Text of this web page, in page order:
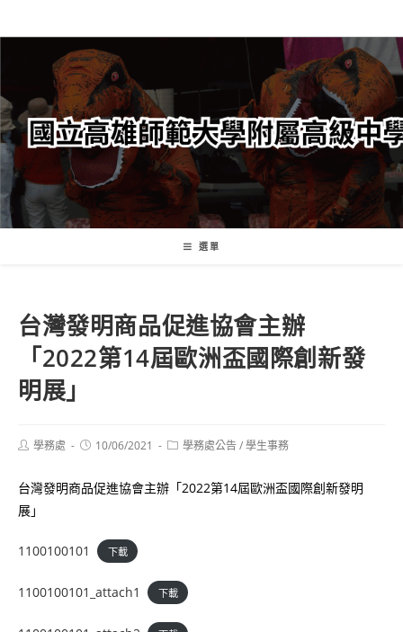
轉
要
內
容
選單
台灣發明商品促進協會主辦
「2022第14屆歐洲盃國際創新發
明展」
Post學務處
Post10/06/2021
Post學務處公告/學生事務
台灣發明商品促進協會主辦「2022第14屆歐洲盃國際創新發明
展」
1100100101 下載
1100100101_attach1 下載